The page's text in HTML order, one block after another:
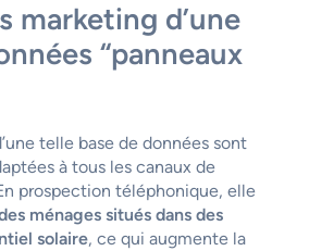
marketing d’une
“panneaux
telle base de données sont
à tous les canaux de
prospection téléphonique, elle
ménages situés dans des
solaire, ce qui augmente la